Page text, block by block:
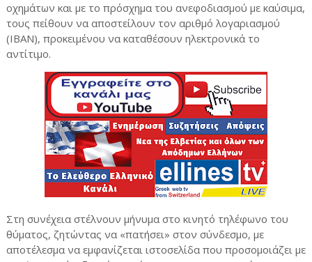
οχημάτων και με το πρόσχημα του ανεφοδιασμού με καύσιμα,
τους πείθουν να αποστείλουν τον αριθμό λογαριασμού
(IBAN), προκειμένου να καταθέσουν ηλεκτρονικά το
αντίτιμο.
Στη συνέχεια στέλνουν μήνυμα στο κινητό τηλέφωνο του
θύματος, ζητώντας να «πατήσει» στον σύνδεσμο, με
αποτέλεσμα να εμφανίζεται ιστοσελίδα που προσομοιάζει με